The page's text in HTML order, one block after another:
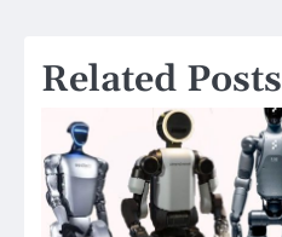
Related Posts